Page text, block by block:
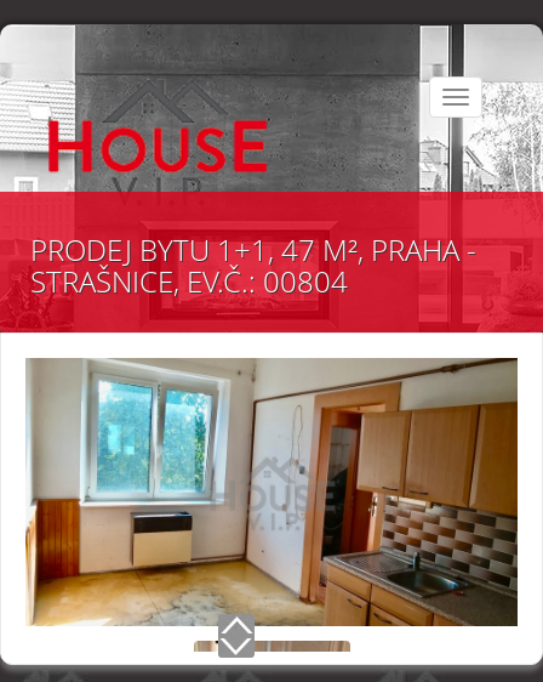
Toggle
navigation
PRODEJ BYTU 1+1, 47 M², PRAHA -
STRAŠNICE, EV.Č.: 00804